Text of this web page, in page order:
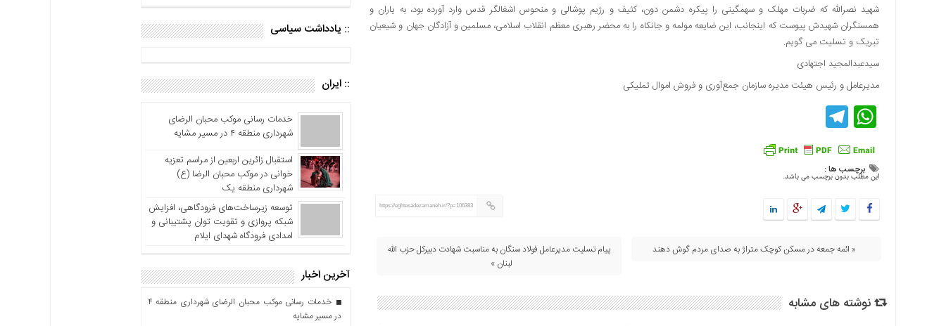
شهید نصرالله که ضربات مهلک و سهمگینی را پیکره دشمن دون، کثیف و رژیم پوشالی و منحوس اشغالگر قدس وارد آورده بود، به یاران و
همسنگران شهیدش پیوست که اینجانب، این ضایعه مولمه و جانکاه را به محضر رهبری معظم انقلاب اسلامی، مسلمین و آزادگان جهان و شیعیان
تبریک و تسلیت می گویم.
سیدعبدالمجید اجتهادی
مدیرعامل و رئیس هیئت مدیره سازمان جمع‌آوری و فروش اموال تملیکی
WhatsApp
Telegram
برچسب ها :
این مطلب بدون برچسب می باشد.
https://eghtesadezamaneh.ir/?p=106383
« ائمه جمعه در مسکن کوچک متراژ به صدای مردم گوش دهند
پیام تسلیت مدیرعامل فولاد سنگان به مناسبت شهادت دبیرکل حزب الله
لبنان »
نوشته های مشابه
:: یادداشت سیاسی
:: ایران
خدمات رسانی موکب محبان الرضای
شهرداری منطقه ۴ در مسیر مشایه
استقبال زائرین اربعین از مراسم تعزیه
خوانی در موکب محبان الرضا (ع)
شهرداری منطقه یک
توسعه زیرساخت‌های فرودگاهی، افزایش
شبکه پروازی و تقویت توان پشتیبانی و
امدادی فرودگاه شهدای ایلام
آخرین اخبار
خدمات رسانی موکب محبان الرضای شهرداری منطقه ۴
در مسیر مشایه